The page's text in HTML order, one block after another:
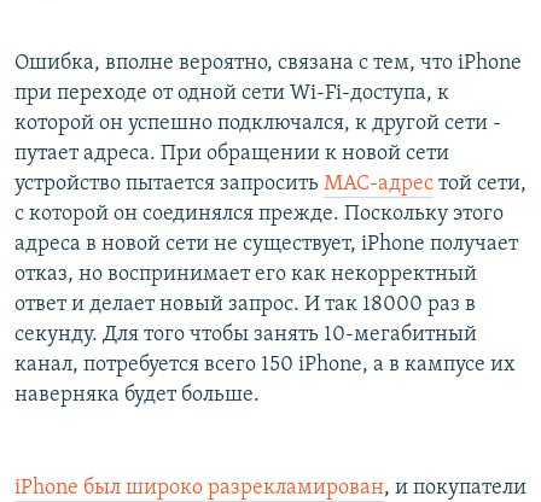
Ошибка, вполне вероятно, связана с тем, что iPhone
при переходе от одной сети Wi-Fi-доступа, к
которой он успешно подключался, к другой сети -
путает адреса. При обращении к новой сети
устройство пытается запросить MAC-адрес той сети,
с которой он соединялся прежде. Поскольку этого
адреса в новой сети не существует, iPhone получает
отказ, но воспринимает его как некорректный
ответ и делает новый запрос. И так 18000 раз в
секунду. Для того чтобы занять 10-мегабитный
канал, потребуется всего 150 iPhone, а в кампусе их
наверняка будет больше.
iPhone был широко разрекламирован, и покупатели